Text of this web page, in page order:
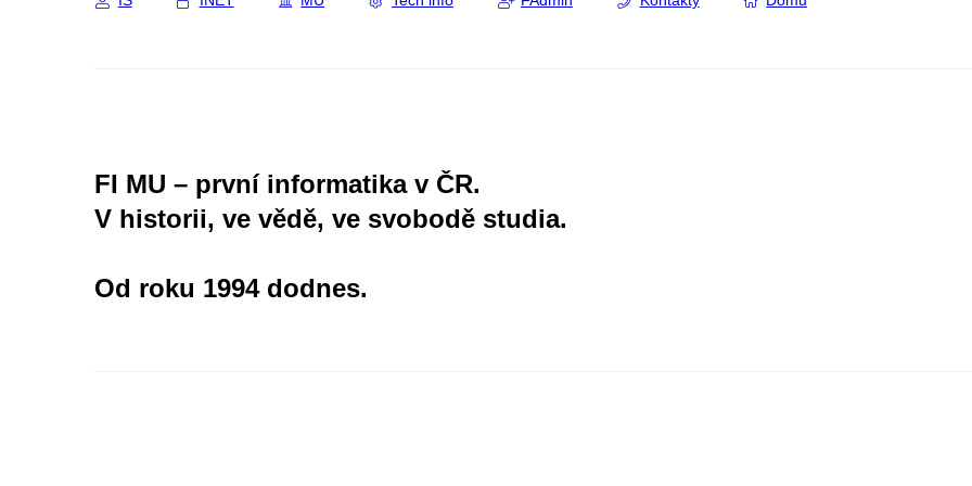
FI MU – první informatika v ČR.
V historii, ve vědě, ve svobodě studia.
Od roku 1994 dodnes.